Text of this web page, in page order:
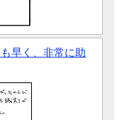
早く、非常に助